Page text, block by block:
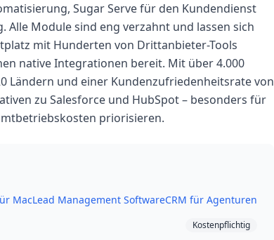
Sugar Serve für den Kundendienst
Module sind eng verzahnt und lassen sich
mit Hunderten von Drittanbieter-Tools
native Integrationen bereit. Mit über 4.000
Ländern und einer Kundenzufriedenheitsrate von
zu Salesforce und HubSpot – besonders für
priorisieren.
MacLead Management SoftwareCRM für Agenturen
Kostenpflichtig